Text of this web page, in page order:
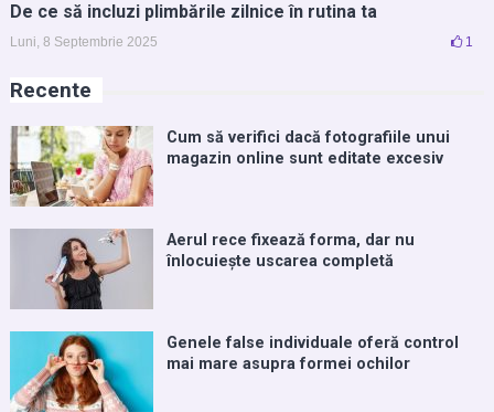
De ce să incluzi plimbările zilnice în rutina ta
Luni, 8 Septembrie 2025 1
Recente
Cum să verifici dacă fotografiile unui
magazin online sunt editate excesiv
Aerul rece fixează forma, dar nu
înlocuiește uscarea completă
Genele false individuale oferă control
mai mare asupra formei ochilor